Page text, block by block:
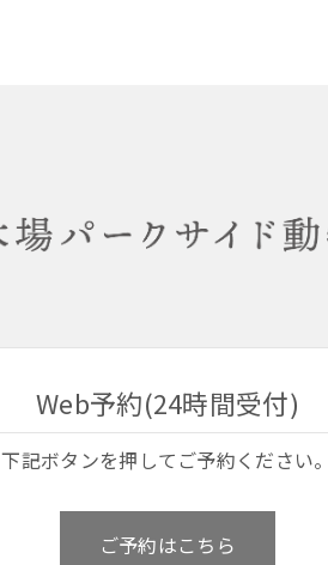
Web予約(24時間受付)
下記ボタンを押してご予約ください。
ご予約はこちら